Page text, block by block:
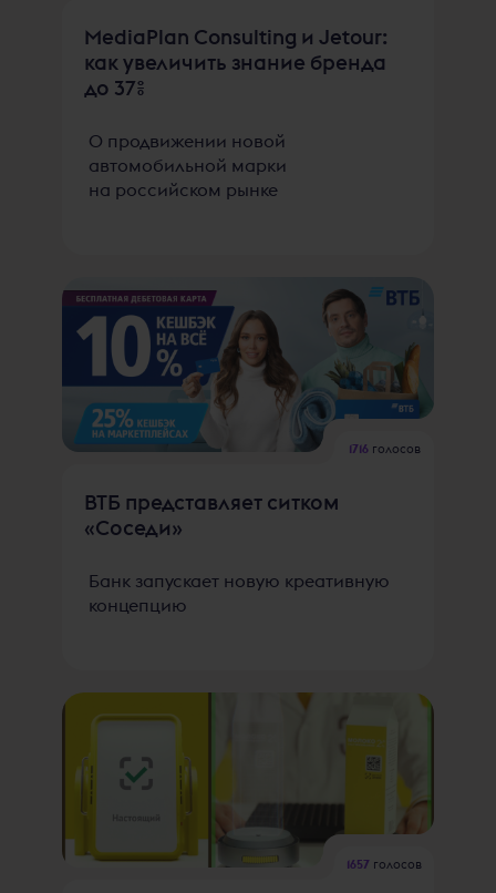
MediaPlan Consulting и Jetour:
как увеличить знание бренда
до 37%
О продвижении новой
автомобильной марки
на российском рынке
1716голосов
ВТБ представляет ситком
«Соседи»
Банк запускает новую креативную
концепцию
1657 голосов